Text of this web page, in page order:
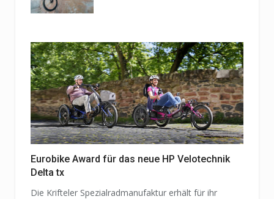
Eurobike Award für das neue HP Velotechnik
Delta tx
Die Krifteler Spezialradmanufaktur erhält für ihr